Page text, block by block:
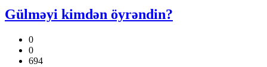
Gülməyi kimdən öyrəndin?
0
0
694